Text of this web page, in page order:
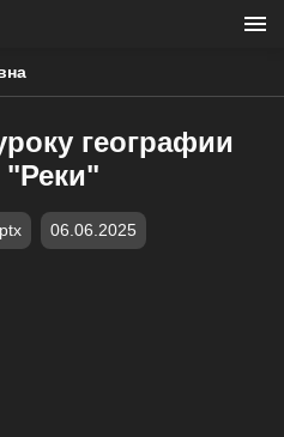
географии
"Реки"
06.06.2025